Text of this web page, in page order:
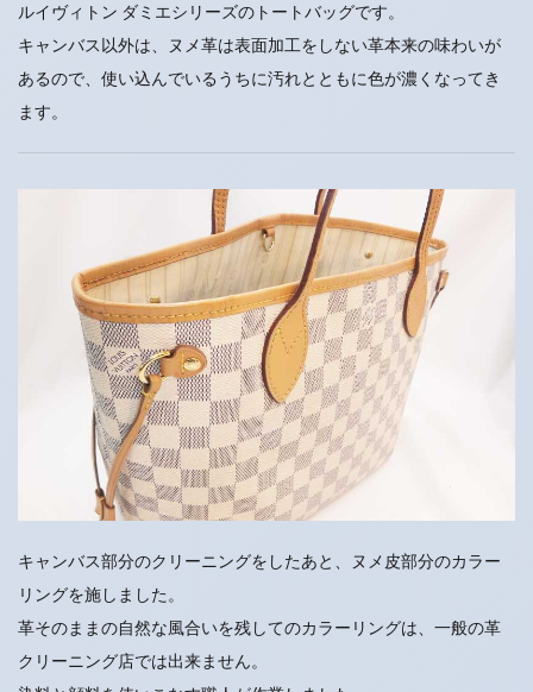
ルイヴィトン ダミエシリーズのトートバッグです。
キャンバス以外は、ヌメ革は表面加工をしない革本来の味わいが
あるので、使い込んでいるうちに汚れとともに色が濃くなってき
ます。
キャンバス部分のクリーニングをしたあと、ヌメ皮部分のカラー
リングを施しました。
革そのままの自然な風合いを残してのカラーリングは、一般の革
クリーニング店では出来ません。